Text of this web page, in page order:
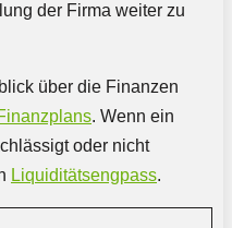
der Firma weiter zu
über die Finanzen
. Wenn ein
oder nicht
Liquiditätsengpass.